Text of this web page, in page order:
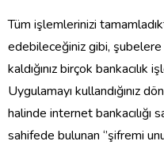
Tüm işlemlerinizi
edebileceğiniz gibi,
kaldığınız birçok bankacılık
Uygulamayı kullandığınız
halinde internet bankacılığı
sahifede bulunan ‘’şifremi